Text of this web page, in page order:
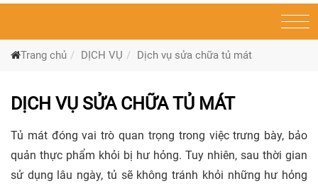
Trang chủ
DỊCH VỤ Dịch vụ sửa chữa tủ mát
DỊCH VỤ SỬA CHỮA TỦ MÁT
Tủ mát đóng vai trò quan trọng trong việc trưng bày, bảo
quản thực phẩm khỏi bị hư hỏng. Tuy nhiên, sau thời gian
sử dụng lâu ngày, tủ sẽ không tránh khỏi những hư hỏng